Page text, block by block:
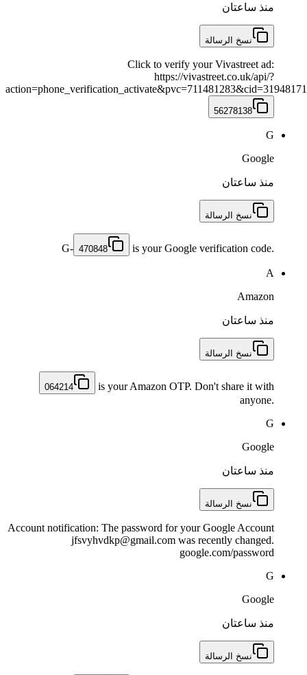
منذ ساعتان
نسخ الرسالة
Click to verify your Vivastreet ad:
https://vivastreet.co.uk/api/?
56278138
G
Google
منذ ساعتان
نسخ الرسالة
G- 470848 is your Google verification code.
A
Amazon
منذ ساعتان
نسخ الرسالة
064214
is your Amazon OTP. Don't share it with
anyone.
G
Google
منذ ساعتان
نسخ الرسالة
Account notification: The password for your Google Account
jfsvyhvdkp@gmail.com was recently changed.
google.com/password
G
Google
منذ ساعتان
نسخ الرسالة